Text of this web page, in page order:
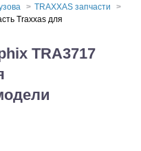
TRAXXAS запчасти
Traxxas для
TRA3717